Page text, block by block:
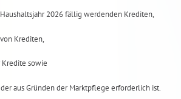
2026 fällig werdenden Krediten,
Krediten,
sowie
aus Gründen der Marktpflege erforderlich ist.